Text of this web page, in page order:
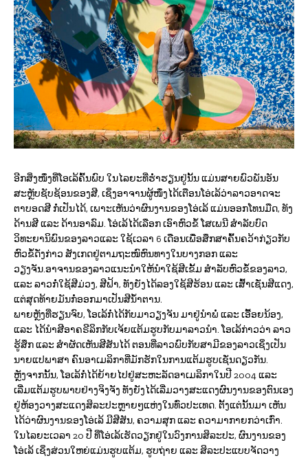
ອີກສິ່ງໜຶ່ງທີ່ໂອເລ້ຄົ້ນພົບ ໃນໄລຍະທີ່ຮ່ຳຮຽນຢູ່ນັ້ນ ແມ່ນສາຍພົວພັນອັນ
ສະຫຼັບຊັບຊ້ອນຂອງສີ, ເຊິ່ງອາຈານຜູ້ໜຶ່ງໄດ້ເຕືອນໂອ່ເລ້ວ່າລາວອາດຈະ
ຕາບອດສີ ກໍ່ເປັນໄດ້, ເພາະເຫັນວ່າຜົນງານຂອງໂອ່ເລ້ ແມ່ນອອກໂທນມືດ, ທັງ
ດ້ານສີ ແລະ ດ້ານອາລົມ. ໂອ່ເລ້ໄດ້ເລືອກ ເອົາຫົວຂໍ້ ໂສເພນີ ສຳລັບບົດ
ວິທະຍານິພົນຂອງລາວແລະ ໃຊ້ເວລາ 6 ເດືອນເພື່ອສຶກສາຄົ້ນຄວ້າກ່ຽວກັບ
ຫົວຂໍ້ດັ່ງກ່າວ ສັງເກດຢູ່ຕາມຖະໜົຫົນທາງໃນບາງກອກ ແລະ
ວຽງຈັນ.ອາຈານຂອງລາວແນະນຳໃຫ້ນຳໃຊ້ສີເຂັ້ມ ສຳລັບຫົວຂໍ້ຂອງລາວ,
ແລະ ລາວກໍ່ໃຊ້ສີມ່ວງ, ສີຟ້າ, ທັງຍັງໄດ້ລອງໃຊ້ສີຮ້ອນ ແລະ ເສົ້າເຊັ່ນສີແດງ,
ແຕ່ສຸດທ້າຍມັນກໍ່ອອກມາເປັນສີນ້ຳຕານ.
ພາຍຫຼັງທີ່ຮຽນຈົບ, ໂອເລ້ກໍ່ໄດ້ກັບມາວຽງຈັນ ມາຢູ່ນຳພໍ່ ແລະ ເອື້ອຍນ້ອງ,
ແລະ ໄດ້ນໍາສີອາຄຣີລິກກັບເຈ້ຍແຕ້ມຮູບກັບມາລາວນຳ. ໂອເລ້ກ່າວວ່າ ລາວ
ຮູ້ສຶກ ແລະ ສຳຜັດເຫັນສີສັນໄດ້ ຕອນທີ່ລາວພົບກັບສາມີຂອງລາວເຊິ່ງເປັນ
ນາຍແປພາສາ ຄົນອາເມລິກາທີ່ມັກຮັກໃນການແຕ້ມຮູບເຊັ່ນດຽວກັນ.
ຫຼັງຈາກນັ້ນ, ໂອເລ້ກໍ່ໄດ້ຍ້າຍໄປຢູ່ສະຫະລັດອາເມລິກາໃນປີ 2004 ແລະ
ເລີ່ມແຕ້ມຮູບພາບຢ່າງຈິງຈັງ ທັງຍັງໄດ້ເລີ່ມວາງສະແດງຜົນງານຂອງຕົນເອງ
ຢູ່ຫ້ອງວາງສະແດງສິລະປະຫຼາຍໆແຫ່ງໃນທົ່ວປະເທດ. ຕັ້ງແຕ່ນັ້ນມາ ເຫັນ
ໄດ້ວ່າຜົນງານຂອງໂອ່ເລ້ ມີສີສັນ, ຄວາມສຸກ ແລະ ຄວາມາກາຍກວ່າເກົ່າ.
ໃນໄລຍະເວລາ 20 ປີ ທີ່ໂອ່ເລ້ເຮັດວຽກຢູ່ໃນວົງການສິລະປະ, ຜົນງານຂອງ
ໂອ່ເລ້ ເຊິ່ງສ່ວນໃຫຍ່ແມ່ນຮູບແຕ້ມ, ຮູບຖ່າຍ ແລະ ສິລະປະແບບຈັດວາງ